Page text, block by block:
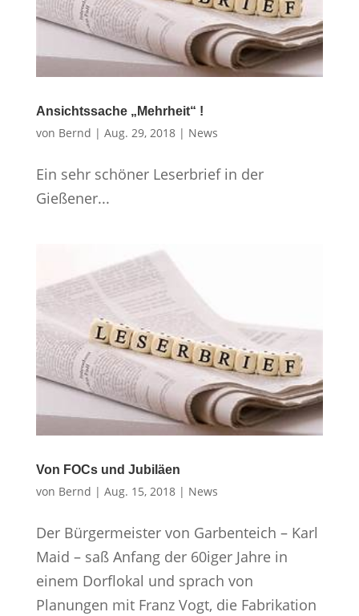
Ansichtssache „Mehrheit“ !
von Bernd | Aug. 29, 2018| News
Ein sehr schöner Leserbrief in der
Gießener...
Von FOCs und Jubiläen
von Bernd | Aug. 15, 2018| News
Der Bürgermeister von Garbenteich – Karl
Maid – saß Anfang der 60iger Jahre in
einem Dorflokal und sprach von
Planungen mit Franz Vogt, die Fabrikation